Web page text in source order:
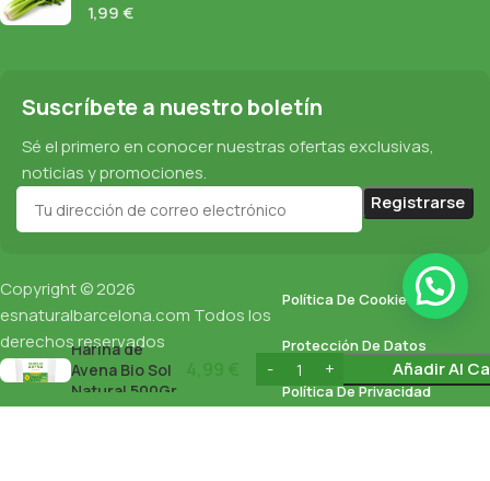
1,99€
Suscríbete a nuestro boletín
Sé el primero en conocer nuestras ofertas exclusivas,
noticias y promociones.
Copyright © 2026
esnaturalbarcelona.com Todos los
derechos reservados
Política De Cookies
Protección De Datos
Política De Privacidad
Harina de
Avena Bio Sol
Natural 500Gr
Añadir Al